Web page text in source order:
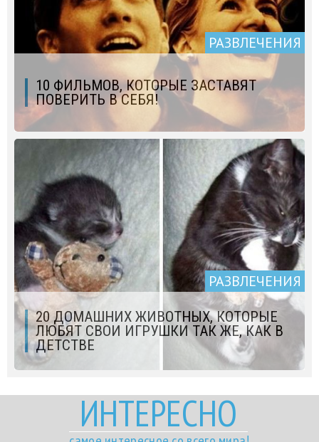
РАЗВЛЕЧЕНИЯ
10 ФИЛЬМОВ, КОТОРЫЕ ЗАСТАВЯТ
ПОВЕРИТЬ В СЕБЯ!
РАЗВЛЕЧЕНИЯ
20 ДОМАШНИХ ЖИВОТНЫХ, КОТОРЫЕ
ЛЮБЯТ СВОИ ИГРУШКИ ТАК ЖЕ, КАК В
ДЕТСТВЕ
ИНТЕРЕСНО